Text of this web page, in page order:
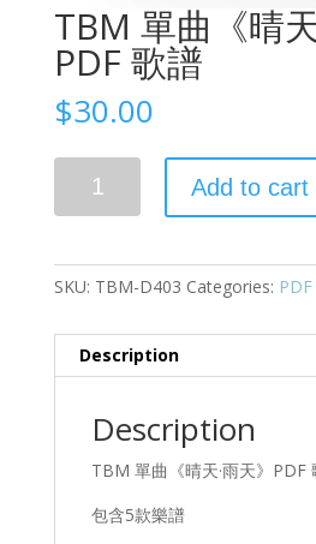
TBM 單曲《晴天
PDF 歌譜
$30.00
Add to cart
SKU: TBM-D403 Categories:
Description
Description
TBM 單曲《晴天·雨天》PDF
包含5款樂譜